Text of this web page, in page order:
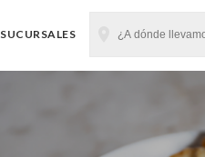
SUCURSALES